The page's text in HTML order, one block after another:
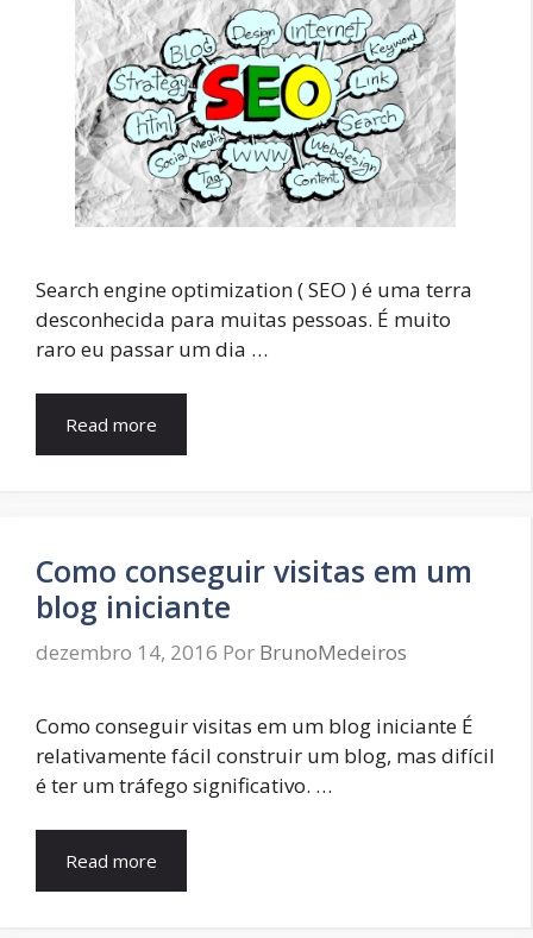
Search engine optimization ( SEO ) é uma terra
desconhecida para muitas pessoas. É muito
raro eu passar um dia …
Read more
Como conseguir visitas em um
blog iniciante
dezembro 14, 2016 Por BrunoMedeiros
Como conseguir visitas em um blog iniciante É
relativamente fácil construir um blog, mas difícil
é ter um tráfego significativo. …
Read more